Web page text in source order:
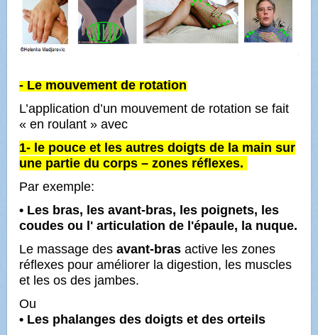
- Le mouvement de rotation
L’application d’un mouvement de rotation se fait
« en roulant » avec
1- le pouce et les autres doigts de la main sur
une partie du corps – zones réflexes.
Par exemple:
• Les bras, les avant-bras, les poignets, les
coudes ou l' articulation de l'épaule, la nuque.
Le massage desavant-bras active les zones
réflexes pour améliorer la digestion, les muscles
et les os des jambes.
Ou
• Les phalanges des doigts et des orteils